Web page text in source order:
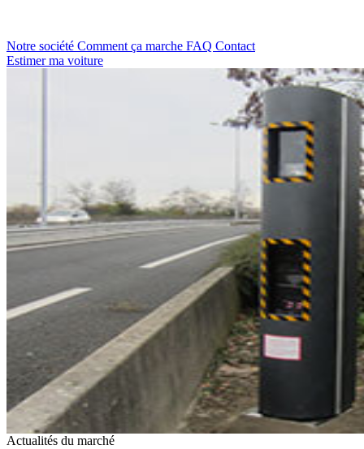
Notre société Comment ça marche FAQ Contact
Estimer ma voiture
Actualités du marché